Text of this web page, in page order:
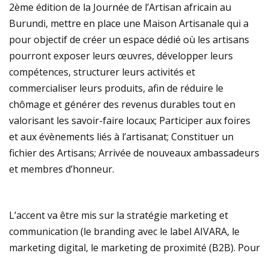
2ème édition de la Journée de l’Artisan africain au
Burundi, mettre en place une Maison Artisanale qui a
pour objectif de créer un espace dédié où les artisans
pourront exposer leurs œuvres, développer leurs
compétences, structurer leurs activités et
commercialiser leurs produits, afin de réduire le
chômage et générer des revenus durables tout en
valorisant les savoir-faire locaux; Participer aux foires
et aux évènements liés à l’artisanat; Constituer un
fichier des Artisans; Arrivée de nouveaux ambassadeurs
et membres d’honneur.
L’accent va être mis sur la stratégie marketing et
communication (le branding avec le label AIVARA, le
marketing digital, le marketing de proximité (B2B). Pour